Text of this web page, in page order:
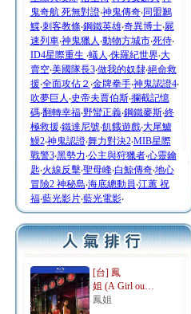
鬼奇航 死無對證‧神鬼傳奇‧同盟鶼
鰈‧刺客教條‧鋼鐵英雄‧奇異博士‧屍
速列車‧神鬼獵人 ‧動物方城市‧死侍‧
ID4星際重生 ‧蟻人 ‧侏羅紀世界‧大
賣空‧美國隊長3‧做我的奴隸‧絕命救
援‧全面攻佔２ ‧金牌拳手‧神鬼認證4‧
吹夢巨人 ‧史帝夫賈伯斯‧攔截記憶
碼‧翻轉幸福‧野蠻正義‧鋼鐵麥斯‧終
極救援‧鐵達尼號‧飢餓遊戲‧大尾鱸
鰻2‧神鬼認證‧舞力對決2‧MIB星際
戰警3‧黑勢力‧公主與狩獵者‧心靈鑰
匙‧火線反擊‧聖母峰‧白鯨傳奇‧地心
冒險2 神秘島‧海底總動員‧江蕙 祝
福‧藍光影片‧藍光電影‧
[台] 鳳
姐 (A Girl ou…
鳳姐